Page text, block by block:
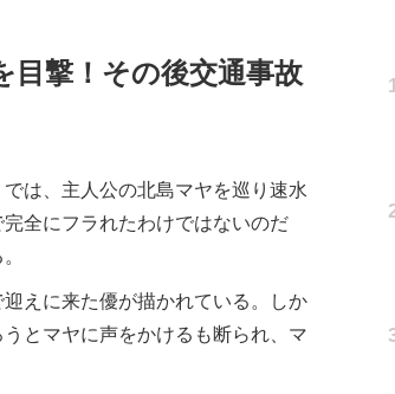
撃！その後交通事故
では、主人公の北島マヤを巡り速水
全にフラれたわけではないのだ
えに来た優が描かれている。しか
とマヤに声をかけるも断られ、マ